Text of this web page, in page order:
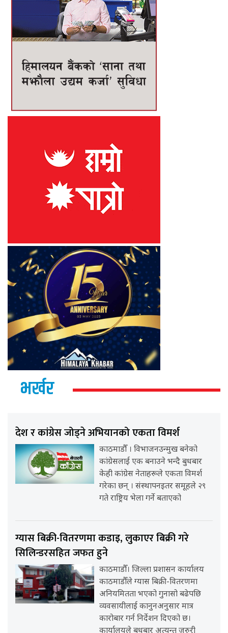
भर्खर
देश र कांग्रेस जोड्ने अभियानको एकता विमर्श
काठमाडौँ । विभाजनउन्मुख बनेको
कांग्रेसलाई एक बनाउने भन्दै बुधबार
केही कांग्रेस नेताहरूले एकता विमर्श
गरेका छन् । संस्थापनइतर समूहले २९
गते राष्ट्रिय भेला गर्ने बताएको
ग्यास बिक्री-वितरणमा कडाइ, लुकाएर बिक्री गरे
सिलिन्डरसहित जफत हुने
काठमाडौँ। जिल्ला प्रशासन कार्यालय
काठमाडौँले ग्यास बिक्री-वितरणमा
अनियमितता भएको गुनासो बढेपछि
व्यवसायीलाई कानुनअनुसार मात्र
कारोबार गर्न निर्देशन दिएको छ।